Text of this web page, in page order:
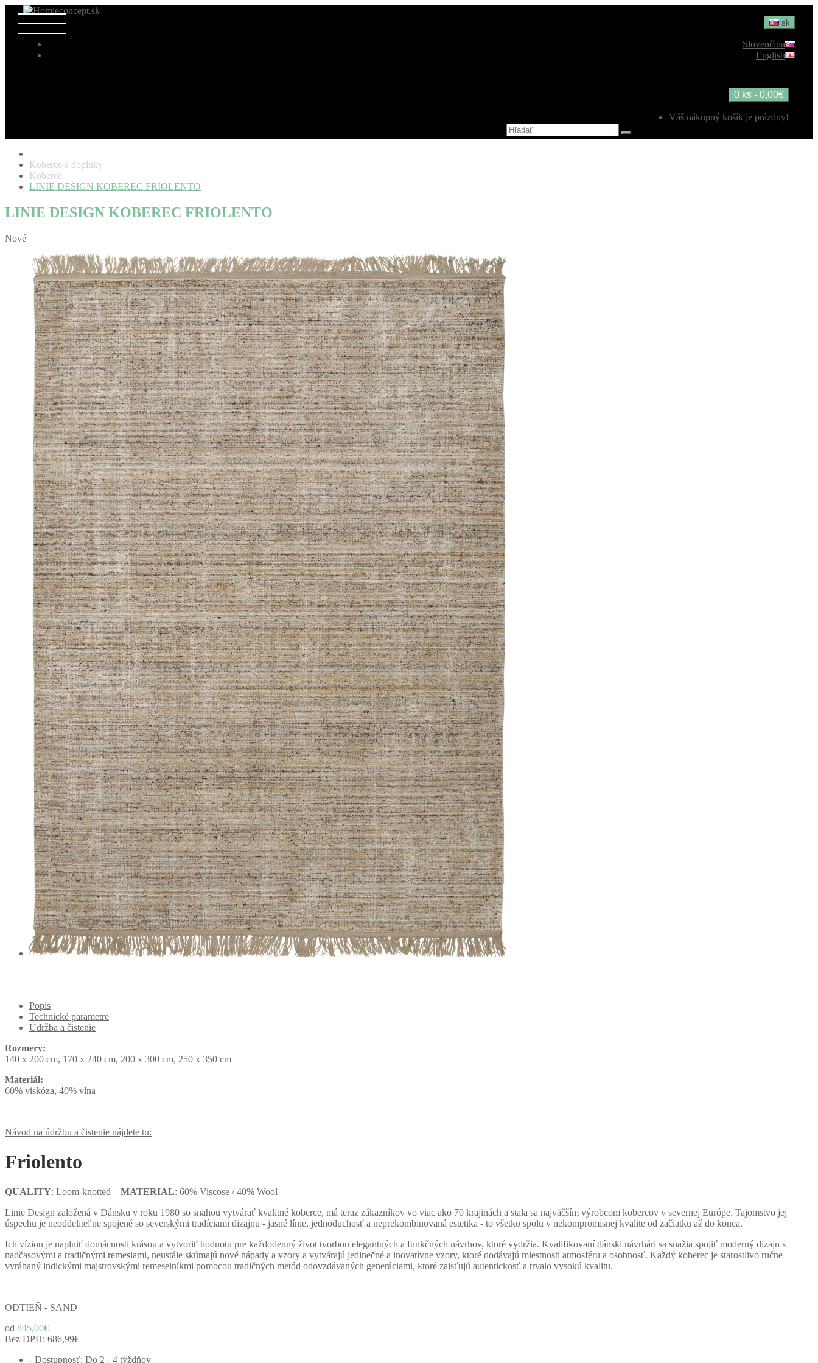
sk
Slovenčina
English
0 ks - 0,00€
Váš nákupný košík je prázdny!
Koberce a doplnky
Koberce
LINIE DESIGN KOBEREC FRIOLENTO
LINIE DESIGN KOBEREC FRIOLENTO
Nové
Popis
Technické parametre
Údržba a čistenie
Rozmery:
140 x 200 cm, 170 x 240 cm, 200 x 300 cm, 250 x 350 cm
Materiál:
60% viskóza, 40% vlna
Návod na údržbu a čistenie nájdete tu:
Friolento
QUALITY: Loom-knotted MATERIAL: 60% Viscose / 40% Wool
Linie Design založená v Dánsku v roku 1980 so snahou vytvárať kvalitné koberce, má teraz zákazníkov vo viac ako 70 krajinách a stala sa najväčším výrobcom kobercov v severnej Európe. Tajomstvo jej
úspechu je neoddeliteľne spojené so severskými tradíciami dizajnu - jasné línie, jednoduchosť a neprekombinovaná estetika - to všetko spolu v nekompromisnej kvalite od začiatku až do konca.
Ich víziou je naplniť domácnosti krásou a vytvoriť hodnotu pre každodenný život tvorbou elegantných a funkčných návrhov, ktoré vydržia. Kvalifikovaní dánski návrhári sa snažia spojiť moderný dizajn s
nadčasovými a tradičnými remeslami, neustále skúmajú nové nápady a vzory a vytvárajú jedinečné a inovatívne vzory, ktoré dodávajú miestnosti atmosféru a osobnosť. Každý koberec je starostlivo ručne
vyrábaný indickými majstrovskými remeselníkmi pomocou tradičných metód odovzdávaných generáciami, ktoré zaisťujú autentickosť a trvalo vysokú kvalitu.
ODTIEŇ - SAND
od 845,00€
Bez DPH: 686,99€
- Dostupnosť: Do 2 - 4 týždňov